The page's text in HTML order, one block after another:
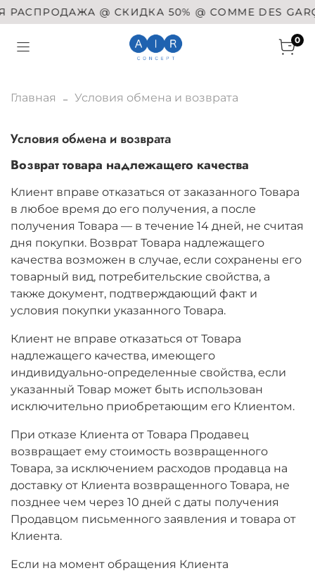
@ СКИДКА 50% @ COMME DES GARÇONS @
0
Главная Условия обмена и возврата
Условия обмена и возврата
Возврат товара надлежащего качества
Клиент вправе отказаться от заказанного Товара
в любое время до его получения, а после
получения Товара — в течение 14 дней, не считая
дня покупки. Возврат Товара надлежащего
качества возможен в случае, если сохранены его
товарный вид, потребительские свойства, а
также документ, подтверждающий факт и
условия покупки указанного Товара.
Клиент не вправе отказаться от Товара
надлежащего качества, имеющего
индивидуально-определенные свойства, если
указанный Товар может быть использован
исключительно приобретающим его Клиентом.
При отказе Клиента от Товара Продавец
возвращает ему стоимость возвращенного
Товара, за исключением расходов продавца на
доставку от Клиента возвращенного Товара, не
позднее чем через 10 дней с даты получения
Продавцом письменного заявления и товара от
Клиента.
Если на момент обращения Клиента